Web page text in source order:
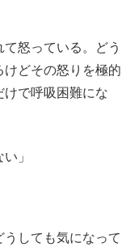
て怒っている。どう
けどその怒りを極的
で呼吸困難にな
」
しても気になって